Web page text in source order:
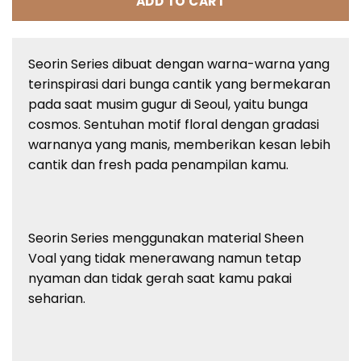
Seorin Series dibuat dengan warna-warna yang
terinspirasi dari bunga cantik yang bermekaran
pada saat musim gugur di Seoul, yaitu bunga
cosmos. Sentuhan motif floral dengan gradasi
warnanya yang manis, memberikan kesan lebih
cantik dan fresh pada penampilan kamu.
Seorin Series menggunakan material Sheen
Voal yang tidak menerawang namun tetap
nyaman dan tidak gerah saat kamu pakai
seharian.